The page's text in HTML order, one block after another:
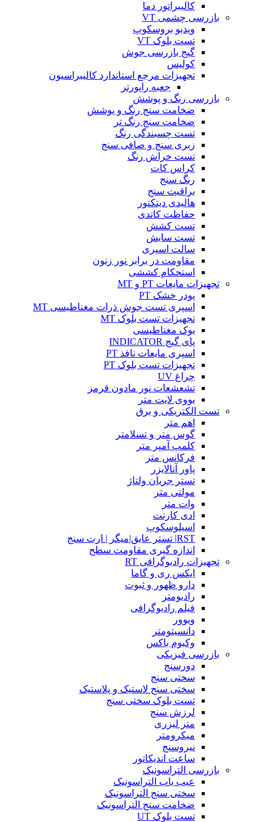
کالیبراتور دما
بازرسی چشمی VT
ویدیو بروسکوپ
تست بلوک VT
گیج بازرسی جوش
کولیس
تجهیزات مرجع استاندارد کالیبراسیون
جعبه راپورتر
بازرسی رنگ و پوشش
ضخامت سنج رنگ و پوشش
ضخامت سنج رنگ تر
تست چسبندگی رنگ
زبری سنج و صافی سنج
تست خراش رنگ
کراس کات
رنگ سنج
براقیت سنج
هالیدی دیتکتور
حفاظت کاتدی
تست کشش
تست سایش
سالت اسپری
مقاومت در برابر نور زنون
استحکام کششی
تجهیزات مایعات PT و MT
پودر خشک PT
اسپری تست جوش ذرات مغناطیسی MT
تجهیزات تست بلوک MT
یوک مغناطیسی
پای گیج INDICATOR
اسپری مایعات نافذ PT
تجهیزات تست بلوک PT
چراغ UV
تشعشعات نور مادون قرمز
یووی لایت متر
تست الکتریکی و برق
اهم متر
گوس متر و تسلامتر
کلمپ آمپر متر
فرکانس متر
پاور آنالایزر
تستر جریان ولتاژ
مولتی متر
وات متر
ادی کارنت
اسیلوسکوپ
RST| تستر عایق|میگر | ارت سنج
اندازه گیری مقاومت سطح
تجهیزات رادیوگرافی RT
ایکس ری و گاما
دارو ظهور و ثبوت
رادیومتر
فیلم رادیوگرافی
ویوور
دانسیتومتر
وکیوم باکس
بازرسی فیزیکی
دورسنج
سختی سنج
سختی سنج لاستیک و پلاستیک
تست بلوک سختی سنج
لرزش سنج
متر لیزری
میکرومتر
نیروسنج
ساعت اندیکاتور
بازرسی التراسونیک
عیب یاب التراسونیک
سختی سنج التراسونیک
ضخامت سنج التراسونیک
تست بلوک UT